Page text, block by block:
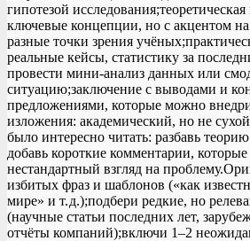
гипотезой
ключевые концепции, но с акцентом
разные точки зрения
реальные кейсы, статистику за
провести мини‑анализ данных или
ситуацию;заключение с выводами и
предложениями, которые можно
изложения: академический, но не
было интересно читать: разбавь
добавь короткие комментарии,
нестандартный взгляд на
избитых фраз и шаблонов («как
мире» и т. д.);подбери редкие, но
(научные статьи последних лет,
отчёты компаний);включи 1–2